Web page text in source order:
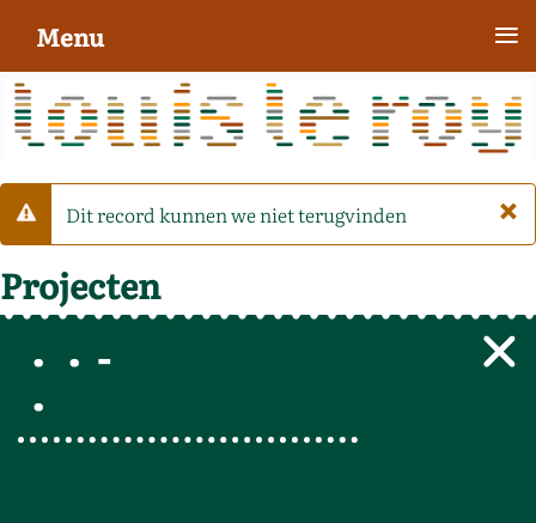
×
Waarschuwing
Dit record kunnen we niet terugvinden
Projecten
-
Menu ≡